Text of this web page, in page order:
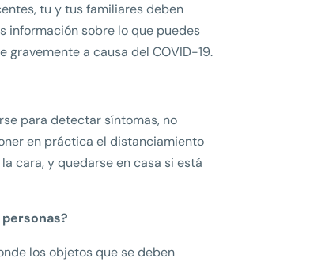
tu y tus familiares deben
información sobre lo que puedes
a causa del COVID-19.
para detectar síntomas, no
en práctica el distanciamiento
cara, y quedarse en casa si está
los objetos que se deben